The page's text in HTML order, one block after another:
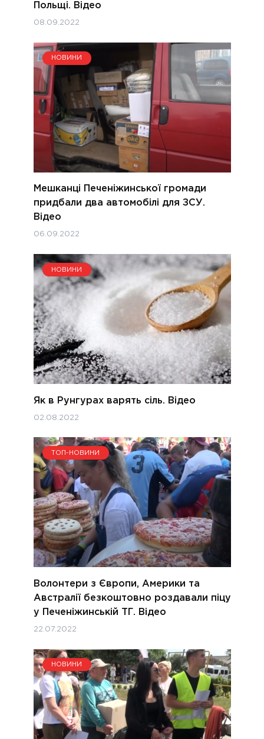
Польщі. Відео
08.09.2022
НОВИНИ
Мешканці Печеніжинської громади
придбали два автомобілі для ЗСУ.
Відео
06.09.2022
НОВИНИ
Як в Рунгурах варять сіль. Відео
02.08.2022
ТОП-НОВИНИ
Волонтери з Європи, Америки та
Австралії безкоштовно роздавали піцу
у Печеніжинській ТГ. Відео
22.07.2022
НОВИНИ